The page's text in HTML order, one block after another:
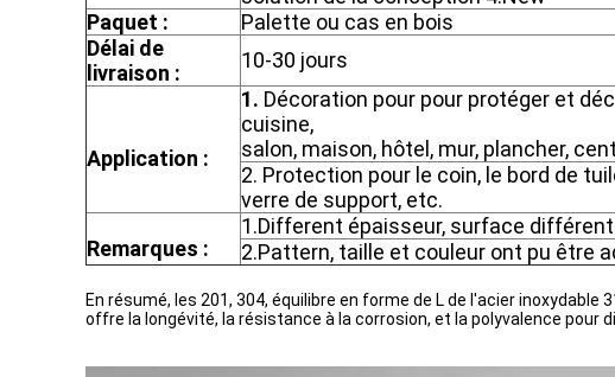
Paquet :
Palette ou cas en bois
Délai de
livraison :
10-30 jours
Application :
1. Décoration pour pour protéger et
cuisine,
salon, maison, hôtel, mur, plancher,
2. Protection pour le coin, le bord de
verre de support, etc.
Remarques :
1.Different épaisseur, surface
2.Pattern, taille et couleur ont pu être
En résumé, les 201, 304, équilibre en forme de L de l'acier
offre la longévité, la résistance à la corrosion, et la polyvalence pour